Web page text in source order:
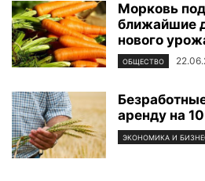
Морковь
ближайшие
нового
ОБЩЕСТВО
аренду на
ЭКОНОМИКА И